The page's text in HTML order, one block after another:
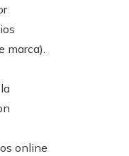
marca).
online